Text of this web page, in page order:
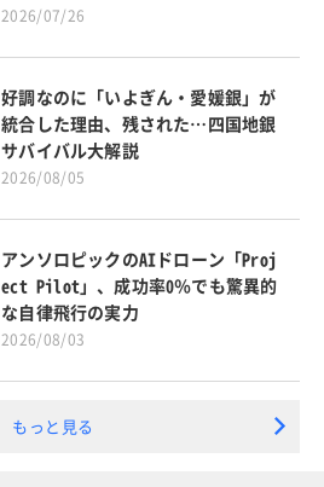
2026/07/26
好調なのに「いよぎん・愛媛銀」が
統合した理由、残された…四国地銀
サバイバル大解説
2026/08/05
アンソロピックのAIドローン「Proj
ect Pilot」、成功率0％でも驚異的
な自律飛行の実力
2026/08/03
もっと見る